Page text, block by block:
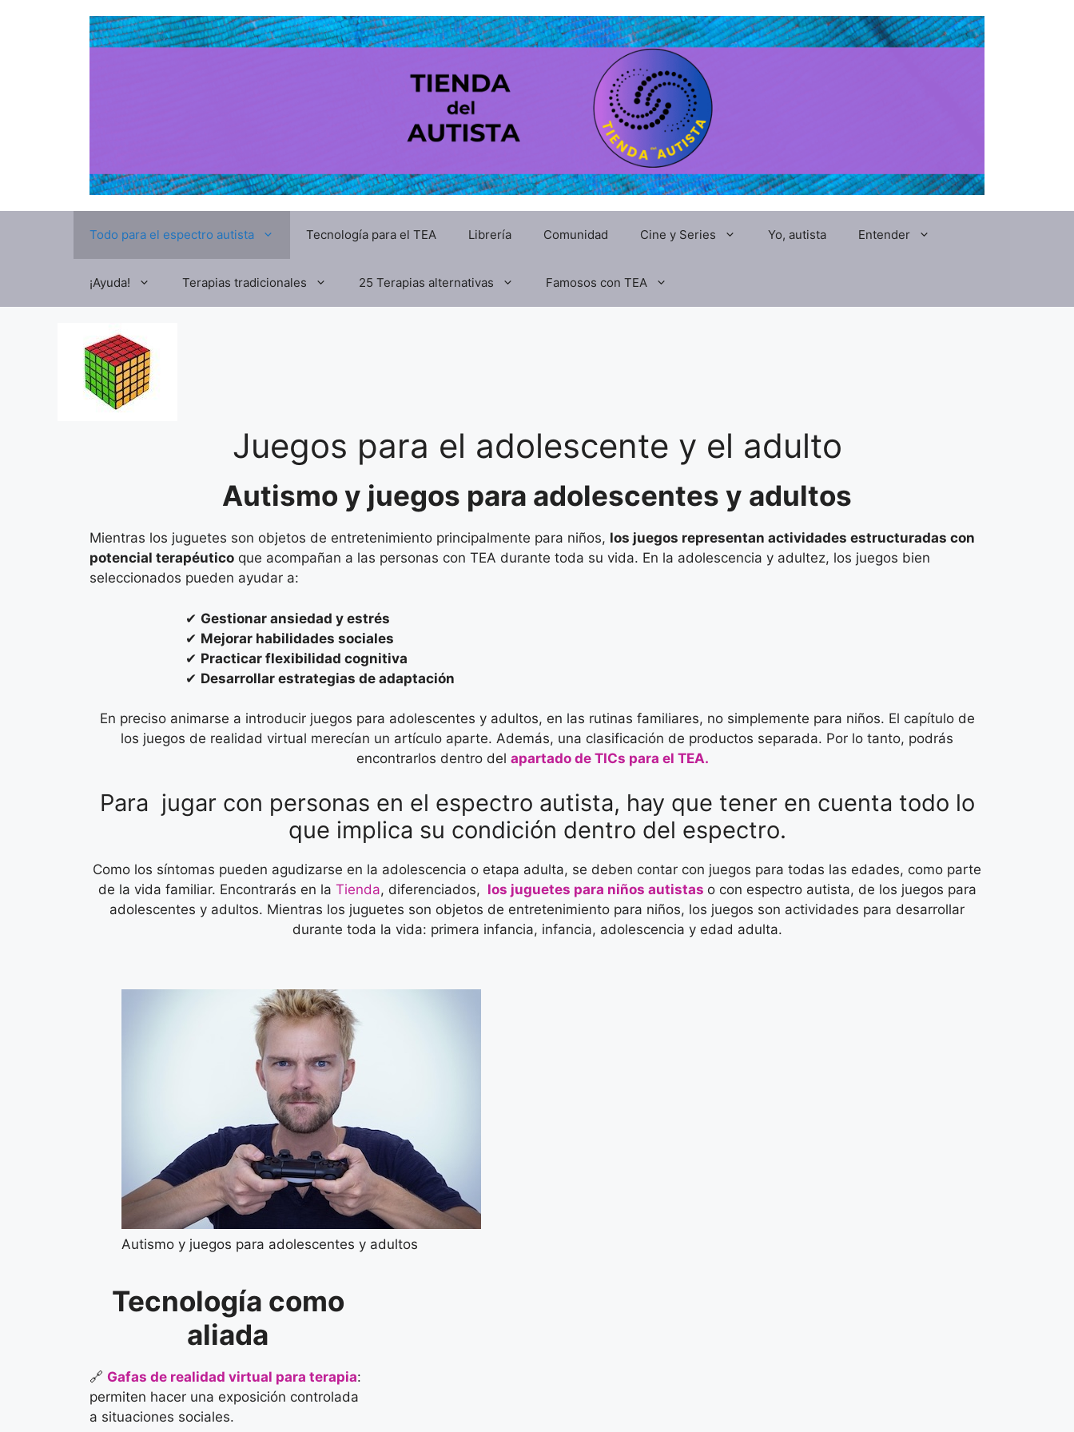
Todo para el espectro autista Tecnología para el TEA Librería Comunidad Cine y Series Yo, autista Entender
¡Ayuda! Terapias tradicionales 25 Terapias alternativas Famosos con TEA
Juegos para el adolescente y el adulto
Autismo y juegos para adolescentes y adultos
Mientras los juguetes son objetos de entretenimiento principalmente para niños, los juegos representan actividades estructuradas con
potencial terapéutico que acompañan a las personas con TEA durante toda su vida. En la adolescencia y adultez, los juegos bien
seleccionados pueden ayudar a:
✔ Gestionar ansiedad y estrés
✔ Mejorar habilidades sociales
✔ Practicar flexibilidad cognitiva
✔ Desarrollar estrategias de adaptación
En preciso animarse a introducir juegos para adolescentes y adultos, en las rutinas familiares, no simplemente para niños. El capítulo de
los juegos de realidad virtual merecían un artículo aparte. Además, una clasificación de productos separada. Por lo tanto, podrás
encontrarlos dentro del apartado de TICs para el TEA.
Para jugar con personas en el espectro autista, hay que tener en cuenta todo lo
que implica su condición dentro del espectro.
Como los síntomas pueden agudizarse en la adolescencia o etapa adulta, se deben contar con juegos para todas las edades, como parte
de la vida familiar. Encontrarás en la Tienda, diferenciados, los juguetes para niños autistas o con espectro autista, de los juegos para
adolescentes y adultos. Mientras los juguetes son objetos de entretenimiento para niños, los juegos son actividades para desarrollar
durante toda la vida: primera infancia, infancia, adolescencia y edad adulta.
Autismo y juegos para adolescentes y adultos
Tecnología como
aliada
🔗 Gafas de realidad virtual para terapia:
permiten hacer una exposición controlada
a situaciones sociales.